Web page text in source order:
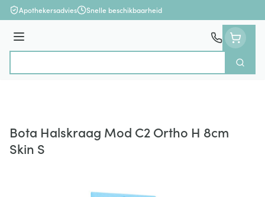
Ga naar de inhoud
Apothekersadvies Snelle beschikbaarheid
Menu
Zoek
Bota Halskraag Mod C2 Ortho H 8cm
Skin S